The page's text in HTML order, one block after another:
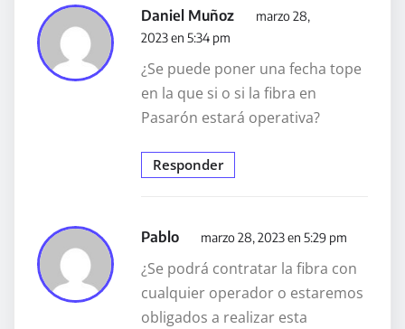
Daniel Muñoz
marzo 28,
2023 en 5:34 pm
¿Se puede poner una fecha tope
en la que si o si la fibra en
Pasarón estará operativa?
Responder
Pablo marzo 28, 2023 en 5:29 pm
¿Se podrá contratar la fibra con
cualquier operador o estaremos
obligados a realizar esta